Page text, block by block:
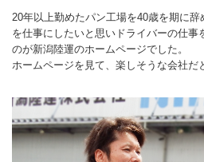
20年以上勤めたパン工場を40歳を期に
を仕事にしたいと思いドライバーの仕事
のが新潟陸運のホームページでした。
ホームページを見て、楽しそうな会社だ